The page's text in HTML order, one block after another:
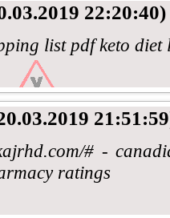
22:20:40)
list pdf keto diet
# -
ratings